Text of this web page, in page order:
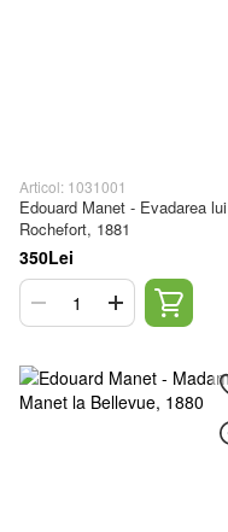
Articol: 1031001
Edouard Manet - Evadarea lui
Rochefort, 1881
350Lei